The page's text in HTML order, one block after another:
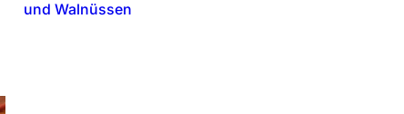
und Walnüssen